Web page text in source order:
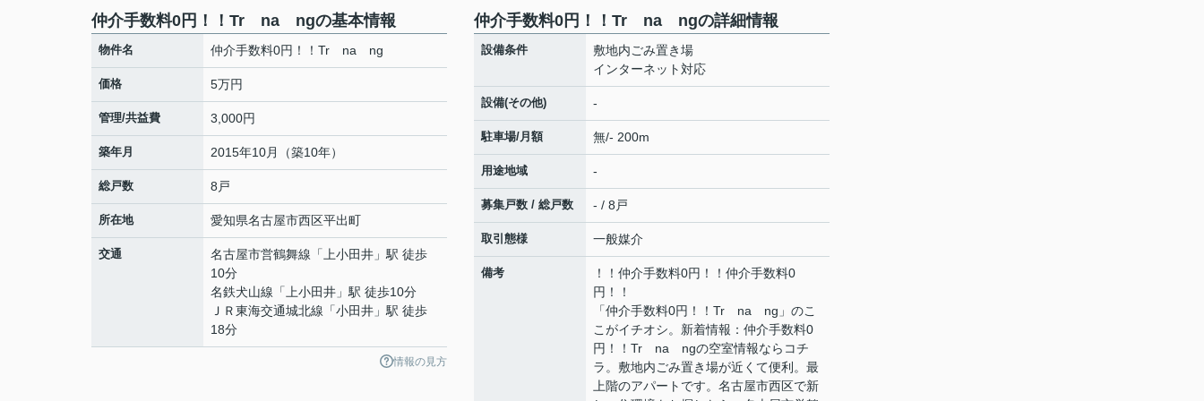
仲介手数料0円！！Tr na ngの基本情報
物件名 仲介手数料0円！！Tr na ng
価格 5万円
管理/共益費 3,000円
築年月 2015年10月（築10年）
総戸数 8戸
所在地 愛知県名古屋市西区平出町
交通 名古屋市営鶴舞線 「 上小田井 」駅 徒歩
10分
名鉄犬山線 「 上小田井 」駅 徒歩10分
ＪＲ東海交通城北線 「小田井 」駅 徒歩
18分
情報の見方
仲介手数料0円！！Tr na ngの詳細情報
設備条件
敷地内ごみ置き場
インターネット対応
設備(その他) -
駐車場/月額 無/- 200m
用途地域 -
募集戸数 / 総戸数 - / 8戸
取引態様 一般媒介
備考
！！仲介手数料0円！！仲介手数料0
円！！
「仲介手数料0円！！Tr na ng」のこ
こがイチオシ。新着情報：仲介手数料0
円！！Tr na ngの空室情報ならコチ
ラ。敷地内ごみ置き場が近くて便利。最
上階のアパートです。名古屋市西区で新